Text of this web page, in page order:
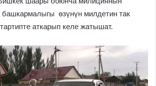
башкармалыгы өзүнүн милдетин так
аткарып келе жатышат.